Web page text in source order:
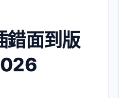
錯面到版